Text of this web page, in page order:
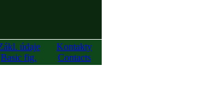
údaje
Basic fig.
Kontakty
Contacts